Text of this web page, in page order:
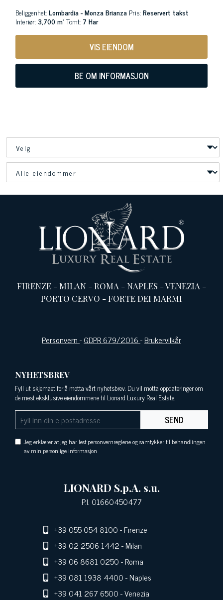
Beliggenhet:Lombardia - Monza Brianza Pris:Reservert takst
Interiør:3,700 m²Tomt: 7 Har
VIS EIENDOM
BE OM INFORMASJON
FIRENZE -MILAN -ROMA -NAPLES -VENEZIA -
PORTO CERVO -FORTE DEI MARMI
Personvern-GDPR 679/2016-Brukervilkår
NYHETSBREV
Fyll ut skjemaet for å motta vårt nyhetsbrev. Du vil motta oppdateringer om
de mest eksklusive eiendommene til Lionard Luxury Real Estate.
SEND
Jeg erklærer at jeg har lest personvernreglene og samtykker til behandlingen
av min personlige informasjon
LIONARD S.p.A. s.u.
P.I. 01660450477
+39 055 054 8100- Firenze
+39 02 2506 1442- Milan
+39 06 8681 0250- Roma
+39 081 1938 4400- Naples
+39 041 267 6500- Venezia